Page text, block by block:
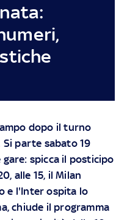
dopo il turno
parte sabato 19
spicca il posticipo
alle 15, il Milan
e l'Inter ospita lo
chiude il programma